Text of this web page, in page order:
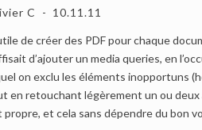
C 10.11.11
de créer des PDF pour chaque
d’ajouter un media queries, en
on exclu les éléments inopportuns
en retouchant légèrement un ou deux
propre, et cela sans dépendre du bon